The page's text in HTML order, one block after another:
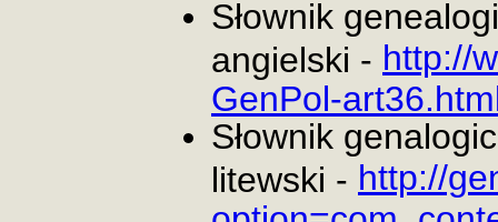
Słownik
angielski - http://
GenPol-
Słownik
litewski - http://